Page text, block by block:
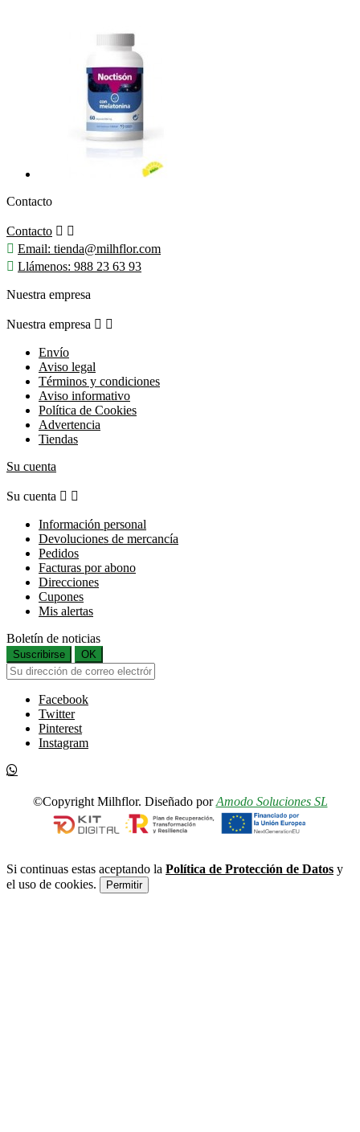
Contacto
Contacto  
 Email: tienda@milhflor.com
 Llámenos: 988 23 63 93
Nuestra empresa
Nuestra empresa  
Envío
Aviso legal
Términos y condiciones
Aviso informativo
Política de Cookies
Advertencia
Tiendas
Su cuenta
Su cuenta  
Información personal
Devoluciones de mercancía
Pedidos
Facturas por abono
Direcciones
Cupones
Mis alertas
Boletín de noticias
Suscribirse OK
Facebook
Twitter
Pinterest
Instagram
©Copyright Milhflor. Diseñado porAmodo Soluciones SL
Si continuas estas aceptando la Política de Protección de Datos y
el uso de cookies.
Permitir